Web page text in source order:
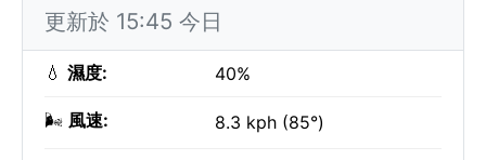
更新於 15:45 今日
💧 濕度: 40%
🌬️ 風速: 8.3 kph (85°)